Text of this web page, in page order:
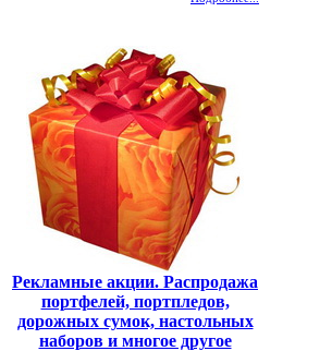
Рекламные акции. Распродажа
портфелей, портпледов,
дорожных сумок, настольных
наборов и многое другое